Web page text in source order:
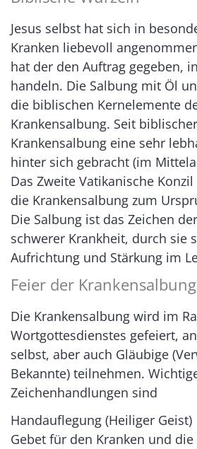
Jesus selbst hat sich in
Kranken liebevoll
hat der den Auftrag gegeben,
handeln. Die Salbung mit Öl
die biblischen Kernelemente
Krankensalbung. Seit
Krankensalbung eine sehr
hinter sich gebracht (im
Das Zweite Vatikanische Konzil
die Krankensalbung zum
Die Salbung ist das Zeichen
schwerer Krankheit, durch sie
Aufrichtung und Stärkung im
Feier der Krankensalbung
Die Krankensalbung wird im
Wortgottesdienstes gefeiert,
selbst, aber auch Gläubige
Bekannte) teilnehmen.
Zeichenhandlungen sind
Handauflegung (Heiliger Geist)
Gebet für den Kranken und